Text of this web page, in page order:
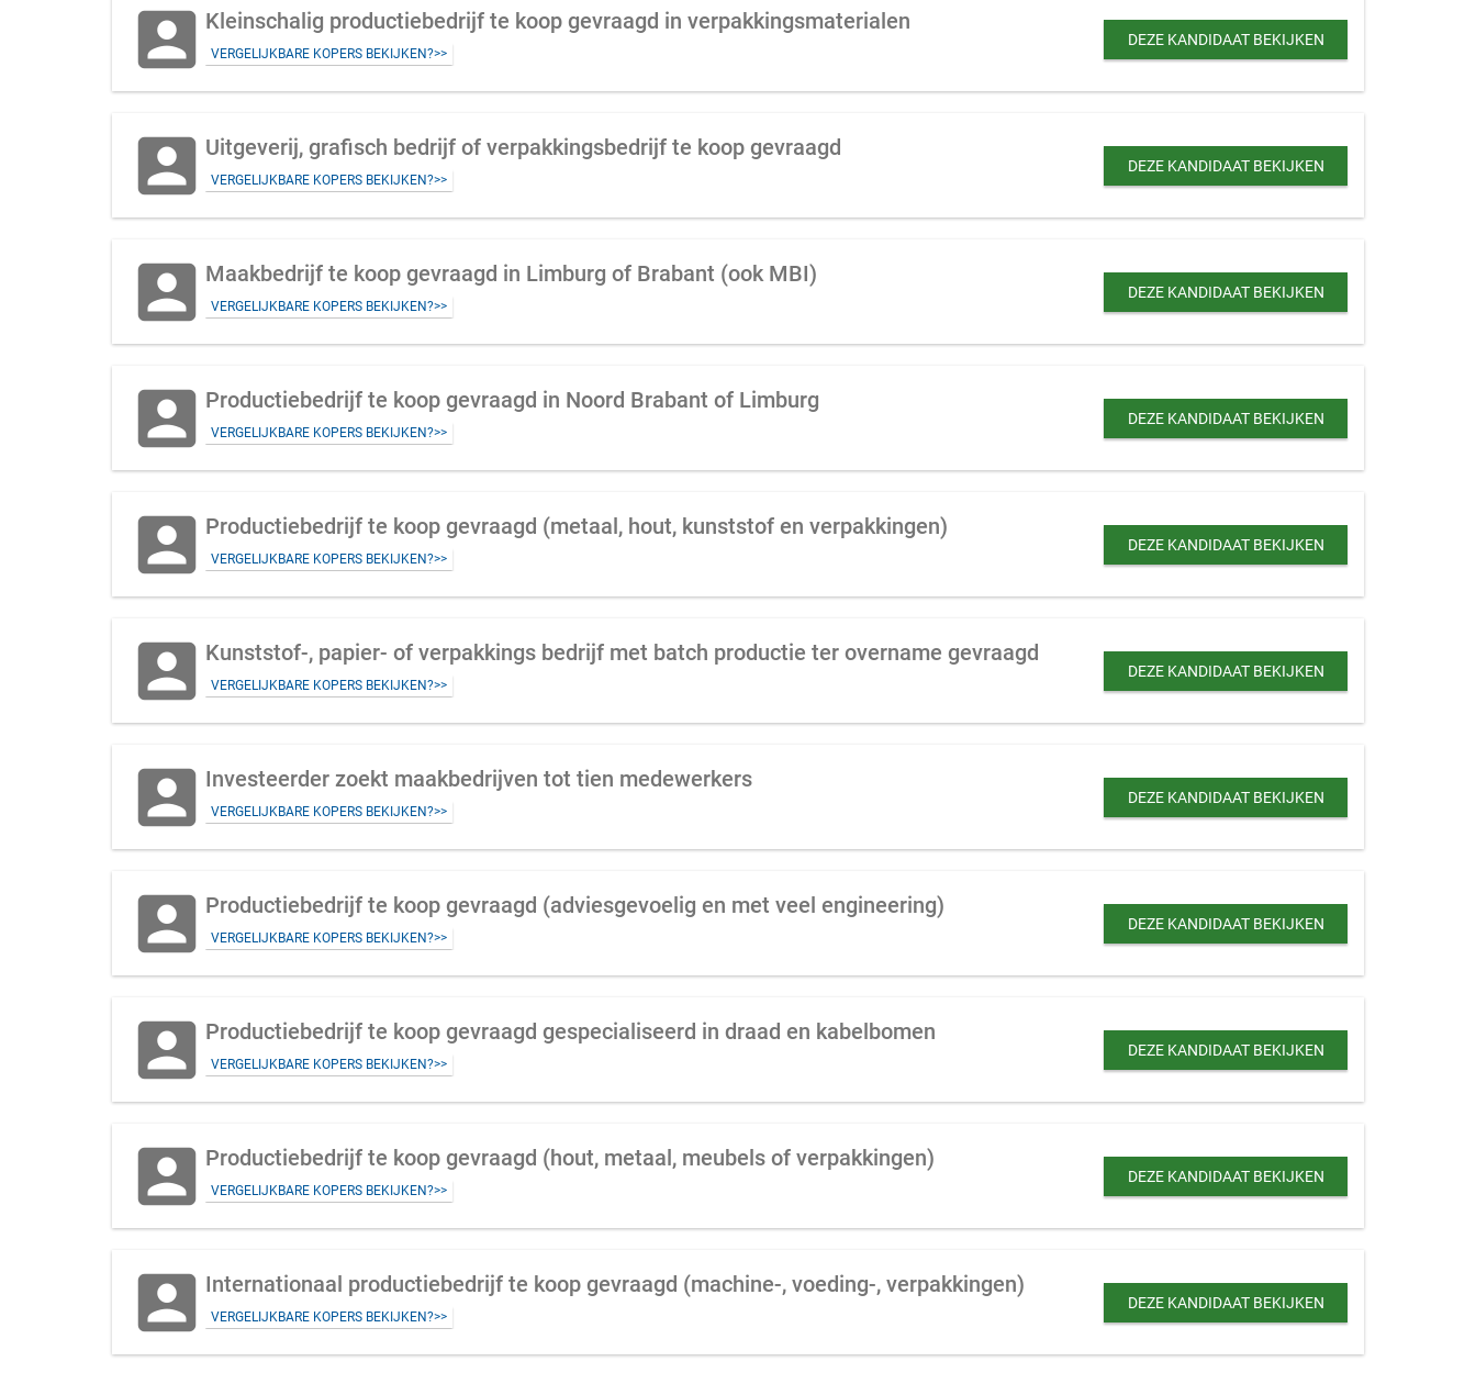
account_box Kleinschalig productiebedrijf te koop gevraagd in verpakkingsmaterialen
VERGELIJKBARE KOPERS BEKIJKEN?>>
DEZE KANDIDAAT BEKIJKEN
account_box Uitgeverij, grafisch bedrijf of verpakkingsbedrijf te koop gevraagd
VERGELIJKBARE KOPERS BEKIJKEN?>>
DEZE KANDIDAAT BEKIJKEN
account_box Maakbedrijf te koop gevraagd in Limburg of Brabant (ook MBI)
VERGELIJKBARE KOPERS BEKIJKEN?>>
DEZE KANDIDAAT BEKIJKEN
account_box Productiebedrijf te koop gevraagd in Noord Brabant of Limburg
VERGELIJKBARE KOPERS BEKIJKEN?>>
DEZE KANDIDAAT BEKIJKEN
account_box Productiebedrijf te koop gevraagd (metaal, hout, kunststof en verpakkingen)
VERGELIJKBARE KOPERS BEKIJKEN?>>
DEZE KANDIDAAT BEKIJKEN
account_box Kunststof-, papier- of verpakkings bedrijf met batch productie ter overname gevraagd
VERGELIJKBARE KOPERS BEKIJKEN?>>
DEZE KANDIDAAT BEKIJKEN
account_box Investeerder zoekt maakbedrijven tot tien medewerkers
VERGELIJKBARE KOPERS BEKIJKEN?>>
DEZE KANDIDAAT BEKIJKEN
account_box Productiebedrijf te koop gevraagd (adviesgevoelig en met veel engineering)
VERGELIJKBARE KOPERS BEKIJKEN?>>
DEZE KANDIDAAT BEKIJKEN
account_box Productiebedrijf te koop gevraagd gespecialiseerd in draad en kabelbomen
VERGELIJKBARE KOPERS BEKIJKEN?>>
DEZE KANDIDAAT BEKIJKEN
account_box Productiebedrijf te koop gevraagd (hout, metaal, meubels of verpakkingen)
VERGELIJKBARE KOPERS BEKIJKEN?>>
DEZE KANDIDAAT BEKIJKEN
account_box Internationaal productiebedrijf te koop gevraagd (machine-, voeding-, verpakkingen)
VERGELIJKBARE KOPERS BEKIJKEN?>>
DEZE KANDIDAAT BEKIJKEN